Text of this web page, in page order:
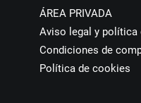
ÁREA PRIVADA
Aviso legal y política
Condiciones de
Política de cookies